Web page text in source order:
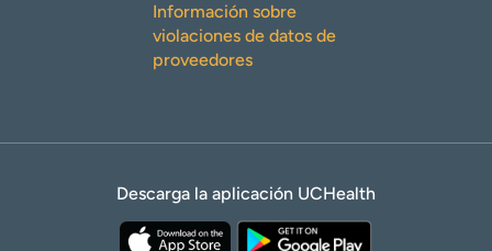
Información sobre
violaciones de datos de
proveedores
Descarga la aplicación UCHealth